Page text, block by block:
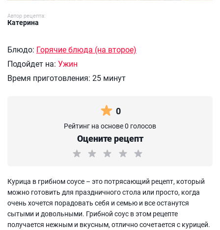
Автор рецепта:
Катерина
Блюдо: Горячие блюда (на второе)
Подойдет на: Ужин
Время приготовления: 25 минут
0
Рейтинг на основе 0 голосов
Оцените рецепт
Курица в грибном соусе – это потрясающий рецепт, который
можно готовить для праздничного стола или просто, когда
очень хочется порадовать себя и семью и все останутся
сытыми и довольными. Грибной соус в этом рецепте
получается нежным и вкусным, отлично сочетается с курицей.